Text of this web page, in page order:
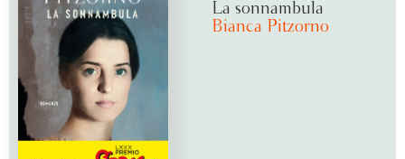
La sonnambula
Bianca Pitzorno